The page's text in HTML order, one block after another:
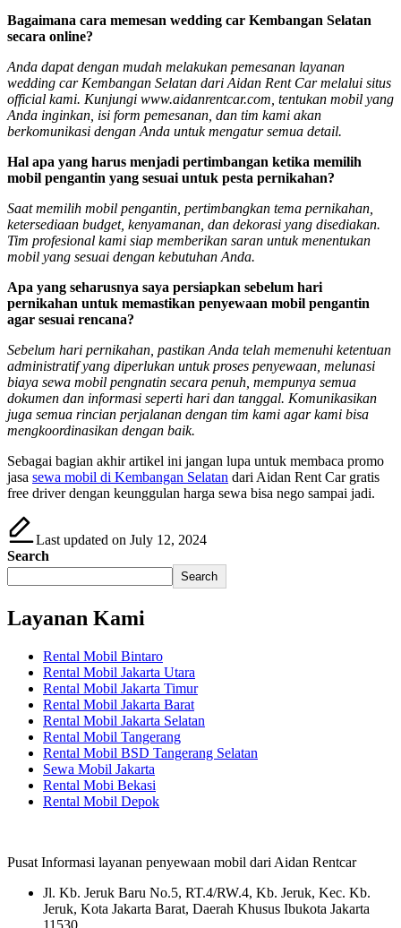
Bagaimana cara memesan wedding car Kembangan Selatan
secara online?
Anda dapat dengan mudah melakukan pemesanan layanan
wedding car Kembangan Selatan dari Aidan Rent Car melalui situs
official kami. Kunjungi www.aidanrentcar.com, tentukan mobil yang
Anda inginkan, isi form pemesanan, dan tim kami akan
berkomunikasi dengan Anda untuk mengatur semua detail.
Hal apa yang harus menjadi pertimbangan ketika memilih
mobil pengantin yang sesuai untuk pesta pernikahan?
Saat memilih mobil pengantin, pertimbangkan tema pernikahan,
ketersediaan budget, kenyamanan, dan dekorasi yang disediakan.
Tim profesional kami siap memberikan saran untuk menentukan
mobil yang sesuai dengan kebutuhan Anda.
Apa yang seharusnya saya persiapkan sebelum hari
pernikahan untuk memastikan penyewaan mobil pengantin
agar sesuai rencana?
Sebelum hari pernikahan, pastikan Anda telah memenuhi ketentuan
administratif yang diperlukan untuk proses penyewaan, melunasi
biaya sewa mobil pengnatin secara penuh, mempunya semua
dokumen dan informasi seperti hari dan tanggal. Komunikasikan
juga semua rincian perjalanan dengan tim kami agar kami bisa
mengkoordinasikan dengan baik.
Sebagai bagian akhir artikel ini jangan lupa untuk membaca promo
jasa sewa mobil di Kembangan Selatan dari Aidan Rent Car gratis
free driver dengan keunggulan harga sewa bisa nego sampai jadi.
Last updated on July 12, 2024
Search
Search
Layanan Kami
Rental Mobil Bintaro
Rental Mobil Jakarta Utara
Rental Mobil Jakarta Timur
Rental Mobil Jakarta Barat
Rental Mobil Jakarta Selatan
Rental Mobil Tangerang
Rental Mobil BSD Tangerang Selatan
Sewa Mobil Jakarta
Rental Mobi Bekasi
Rental Mobil Depok
Pusat Informasi layanan penyewaan mobil dari Aidan Rentcar
Jl. Kb. Jeruk Baru No.5, RT.4/RW.4, Kb. Jeruk, Kec. Kb.
Jeruk, Kota Jakarta Barat, Daerah Khusus Ibukota Jakarta
11530